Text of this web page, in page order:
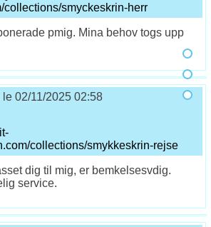
collections/smyckeskrin-herr
pmig. Mina behov togs upp
le 02/11/2025 02:58
collections/smykkeskrin-rejse
dig til mig, er bemkelsesvdig.
service.